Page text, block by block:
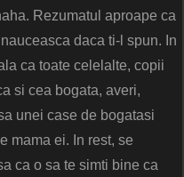
Rezumatul aproape ca
daca ti-l spun. In
ca toate celelalte, copii
si cea bogata, averi,
unei case de bogatasi
mama ei. In rest, se
ca o sa te simti bine ca